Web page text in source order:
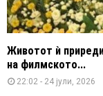
Животот ѝ
на филмското...
22:02 - 24 јули, 2026